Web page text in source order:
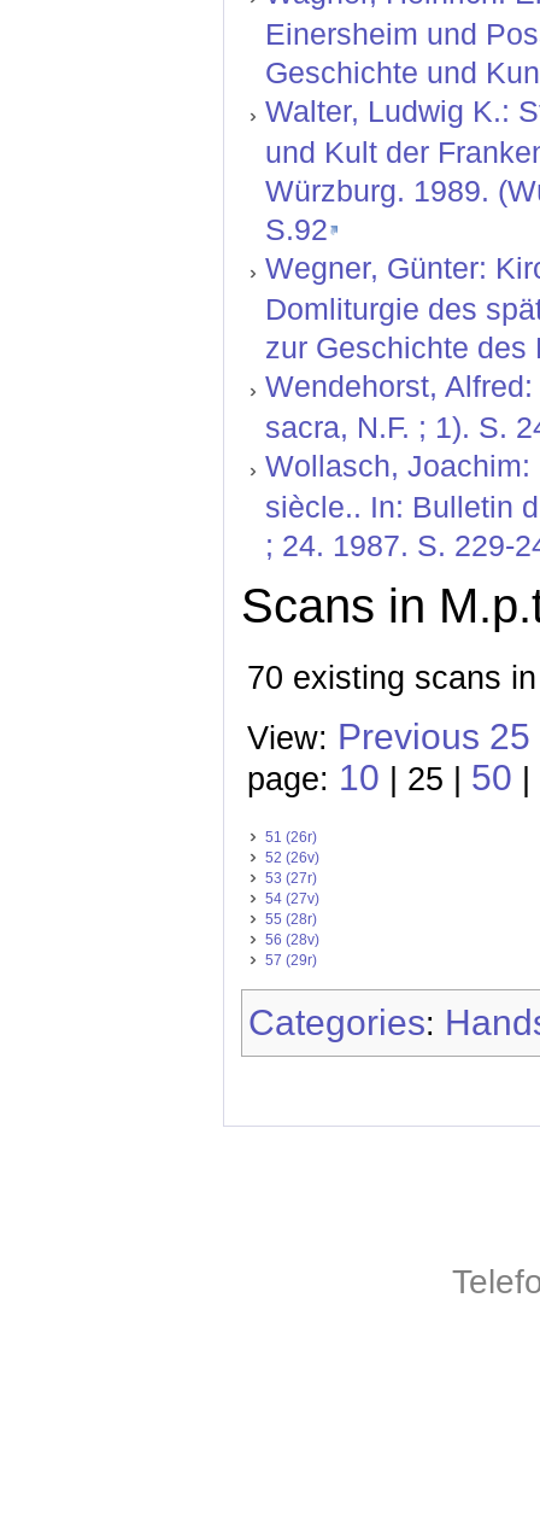
Einersheim und
Geschichte und
Walter, Ludwig K.:
und Kult der
Würzburg. 1989.
S.92
Wegner, Günter:
Domliturgie des
zur Geschichte des
Wendehorst,
sacra, N.F. ; 1). S.
Wollasch,
siècle.. In: Bulletin
; 24. 1987. S. 229-
Scans in
70 existing scans
View: Previous 25
page: 10 | 25 | 50
51 (26r)
52 (26v)
53 (27r)
54 (27v)
55 (28r)
56 (28v)
57 (29r)
Categories: